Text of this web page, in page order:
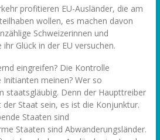
profitieren EU-Ausländer, die am
wollen, es machen davon
Schweizerinnen und
Glück in der EU versuchen.
eingreifen? Die Kontrolle
meinen? Wer so
staatsgläubig. Denn der Haupttreiber
Staat sein, es ist die Konjunktur.
Staaten sind
Staaten sind Abwanderungsländer.